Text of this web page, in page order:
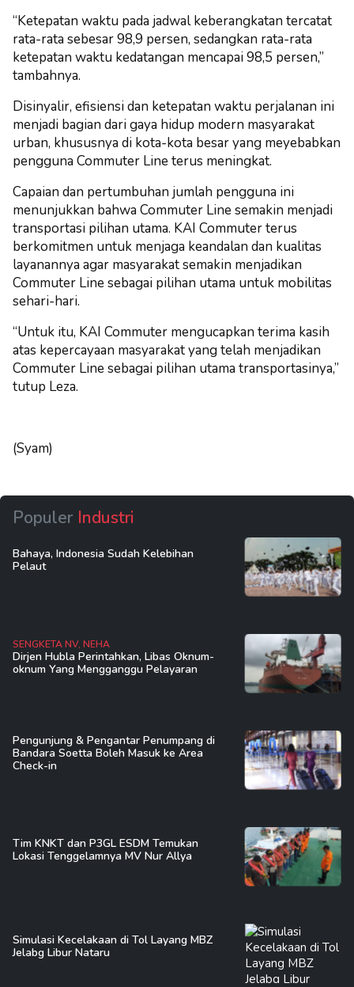
“Ketepatan waktu pada jadwal keberangkatan tercatat
rata-rata sebesar 98,9 persen, sedangkan rata-rata
ketepatan waktu kedatangan mencapai 98,5 persen,”
tambahnya.
Disinyalir, efisiensi dan ketepatan waktu perjalanan ini
menjadi bagian dari gaya hidup modern masyarakat
urban, khususnya di kota-kota besar yang meyebabkan
pengguna Commuter Line terus meningkat.
Capaian dan pertumbuhan jumlah pengguna ini
menunjukkan bahwa Commuter Line semakin menjadi
transportasi pilihan utama. KAI Commuter terus
berkomitmen untuk menjaga keandalan dan kualitas
layanannya agar masyarakat semakin menjadikan
Commuter Line sebagai pilihan utama untuk mobilitas
sehari-hari.
“Untuk itu, KAI Commuter mengucapkan terima kasih
atas kepercayaan masyarakat yang telah menjadikan
Commuter Line sebagai pilihan utama transportasinya,”
tutup Leza.
(Syam)
Populer Industri
Bahaya, Indonesia Sudah Kelebihan
Pelaut
SENGKETA NV, NEHA
Dirjen Hubla Perintahkan, Libas Oknum-
oknum Yang Mengganggu Pelayaran
Pengunjung & Pengantar Penumpang di
Bandara Soetta Boleh Masuk ke Area
Check-in
Tim KNKT dan P3GL ESDM Temukan
Lokasi Tenggelamnya MV Nur Allya
Simulasi Kecelakaan di Tol Layang MBZ
Jelabg Libur Nataru